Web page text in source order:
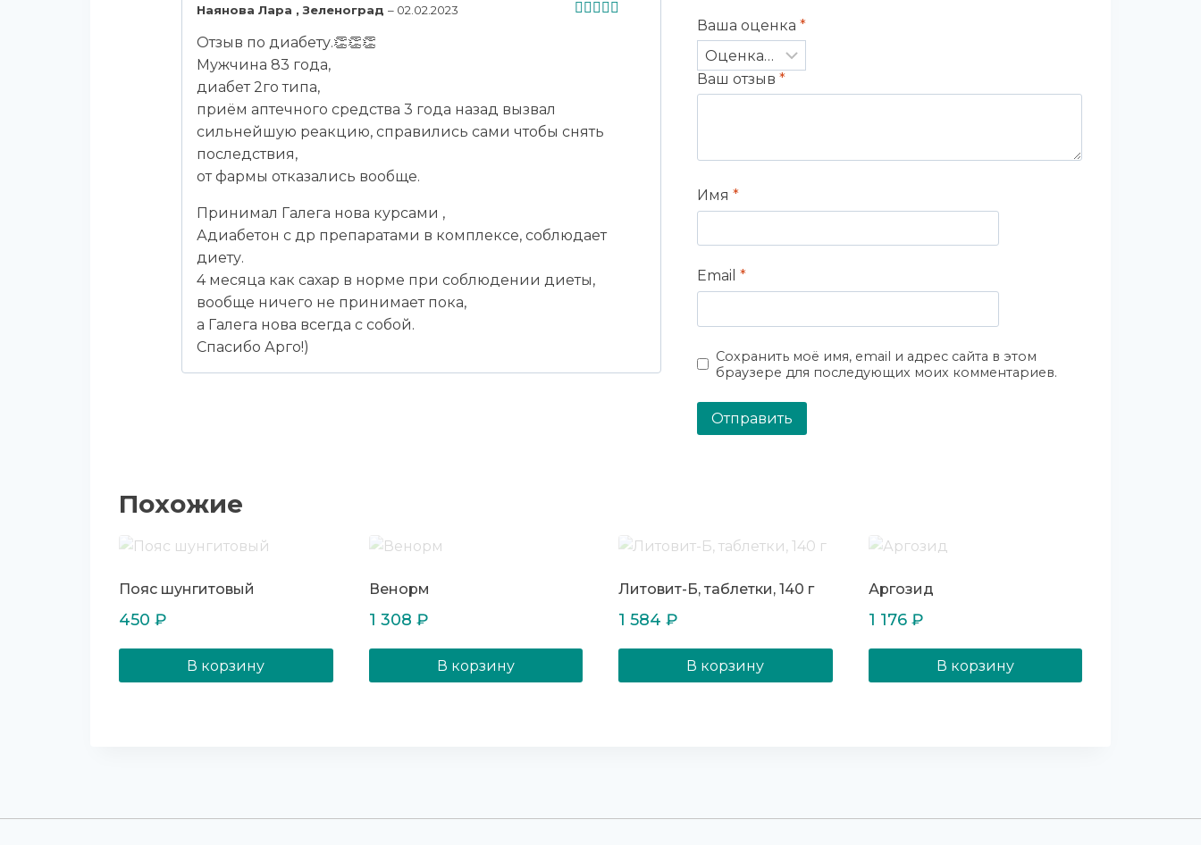
Наянова Лара , Зеленоград – 02.02.2023
Отзыв по диабету.👏👏👏
Мужчина 83 года,
диабет 2го типа,
приём аптечного средства 3 года назад вызвал
сильнейшую реакцию, справились сами чтобы снять
последствия,
от фармы отказались вообще.
Принимал Галега нова курсами ,
Адиабетон с др препаратами в комплексе, соблюдает
диету.
4 месяца как сахар в норме при соблюдении диеты,
вообще ничего не принимает пока,
а Галега нова всегда с собой.
Спасибо Арго!)
Ваша оценка *
Ваш отзыв *
Имя *
Email *
Сохранить моё имя, email и адрес сайта в этом
браузере для последующих моих комментариев.
Похожие
Пояс шунгитовый
450 ₽
В корзину
Венорм
1 308 ₽
В корзину
Литовит-Б, таблетки, 140 г
1 584 ₽
В корзину
Аргозид
1 176 ₽
В корзину